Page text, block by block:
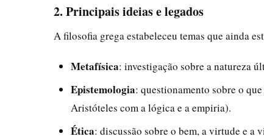
2. Principais ideias e legados
A filosofia grega estabeleceu temas que ainda
Metafísica: investigação sobre a natureza
Epistemologia: questionamento sobre o
Aristóteles com a lógica e a empiria).
Ética: discussão sobre o bem, a virtude e a